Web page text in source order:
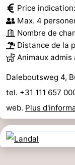
Price
Max. 4
Nombre de
Distance de la
Animaux
Daleboutsweg 4,
tel. +31 111 657
web. Plus